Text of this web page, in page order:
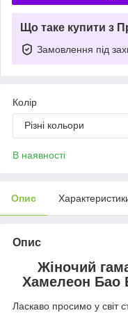
Що таке купити з
Замовлення під
Колір
Різні кольори
В наявності
Опис
Опис
Жіночий
Хамелеон Бао
Ласкаво просимо у світ